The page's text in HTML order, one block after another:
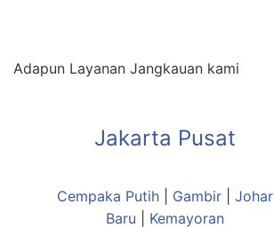
Adapun Layanan Jangkauan kami
Jakarta Pusat
Cempaka Putih Gambir
Johar
Baru
Kemayoran